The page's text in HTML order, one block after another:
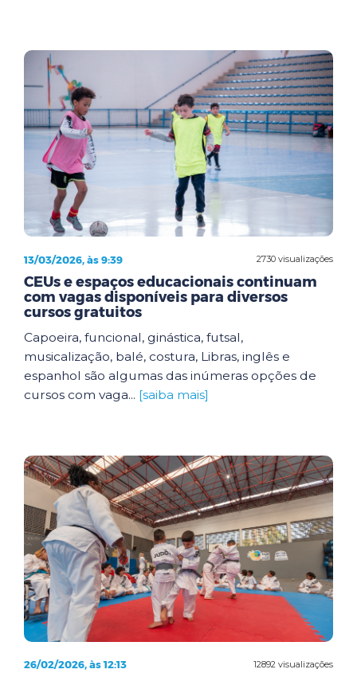
2730 visualizações
13/03/2026, às 9:39
CEUs e espaços educacionais continuam
com vagas disponíveis para diversos
cursos gratuitos
Capoeira, funcional, ginástica, futsal,
musicalização, balé, costura, Libras, inglês e
espanhol são algumas das inúmeras opções de
cursos com vaga... [saiba mais]
12892 visualizações
26/02/2026, às 12:13